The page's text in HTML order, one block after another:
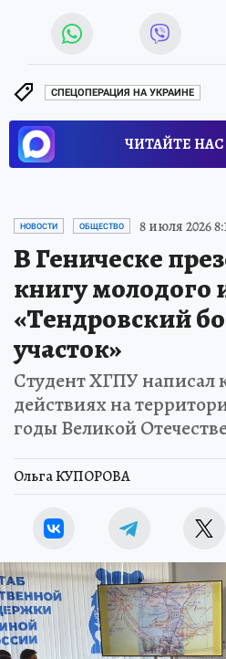
СПЕЦОПЕРАЦИЯ НА УКРАИНЕ
ЧИТАЙТЕ
НОВОСТИ ОБЩЕСТВО 8 июля 2026
В Геническе
книгу молодого
«Тендровский
участок»
Студент ХГПУ написал
действиях на
годы Великой
Ольга КУПОРОВА